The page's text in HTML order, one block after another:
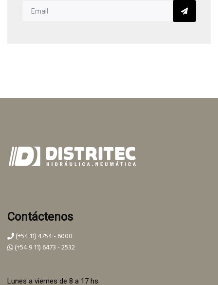
Contáctenos
(+54 11) 4754 - 6000
(+54 9 11) 6473 - 2532
Lunes a viernes de 8 a 17 hs.